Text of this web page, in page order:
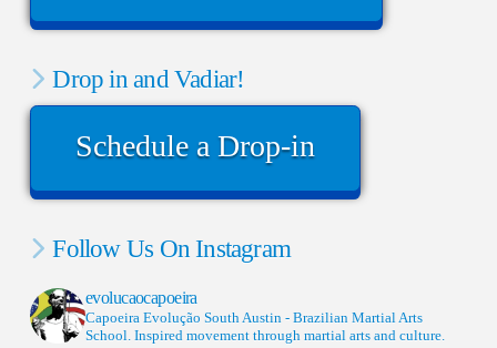
Drop in and Vadiar!
Schedule a Drop-in
Follow Us On Instagram
evolucaocapoeira
Capoeira Evolução South Austin - Brazilian Martial Arts
School. Inspired movement through martial arts and culture.